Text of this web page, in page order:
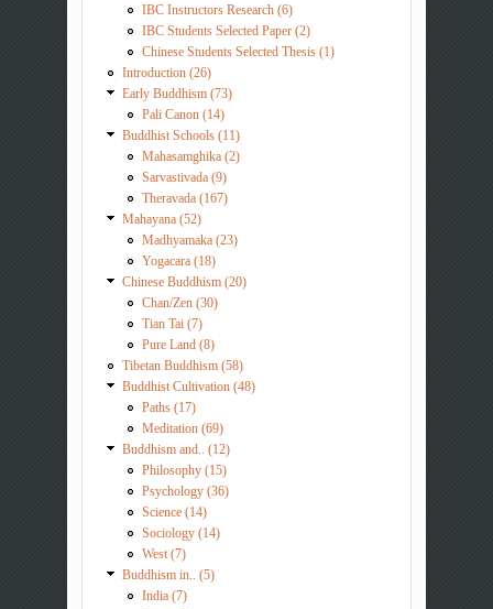
IBC Instructors Research (6)
IBC Students Selected Paper (2)
Chinese Students Selected Thesis (1)
Introduction (26)
Early Buddhism (73)
Pali Canon (14)
Buddhist Schools (11)
Mahasamghika (2)
Sarvastivada (9)
Theravada (167)
Mahayana (52)
Madhyamaka (23)
Yogacara (18)
Chinese Buddhism (20)
Chan/Zen (30)
Tian Tai (7)
Pure Land (8)
Tibetan Buddhism (58)
Buddhist Cultivation (48)
Paths (17)
Meditation (69)
Buddhism and.. (12)
Philosophy (15)
Psychology (36)
Science (14)
Sociology (14)
West (7)
Buddhism in.. (5)
India (7)